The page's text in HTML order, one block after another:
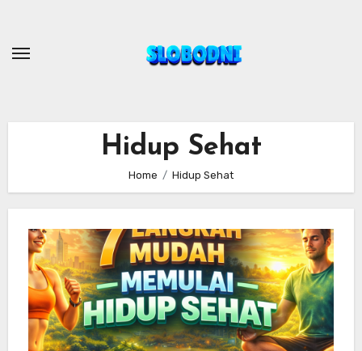
content
Hidup Sehat
Home Hidup Sehat